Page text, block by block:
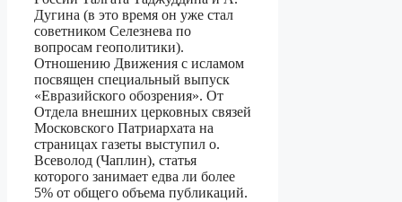
Дугина (в это время он уже стал
советником Селезнева по
вопросам геополитики).
Отношению Движения с исламом
посвящен специальный выпуск
«Ев­разийского обозрения». От
Отдела внешних церковных связей
Московского Патри­архата на
страницах газеты выступил о.
Всеволод (Чаплин), статья
которого занима­ет едва ли более
5% от общего объема публикаций.